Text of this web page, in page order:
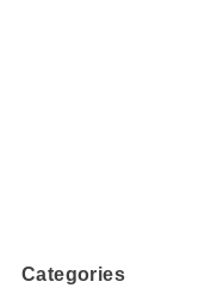
Categories